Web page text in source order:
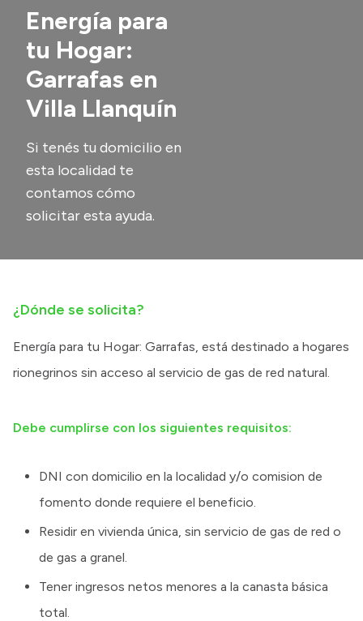
Transparencia
Presupuesto
Boletín Oficial
Compras y licitaciones
Consulta de expedientes
Consulta de pago a proveedores
Convocatorias
Intranet
Energía para
tu Hogar:
Garrafas en
Villa Llanquín
Si tenés tu domicilio en
esta localidad te
contamos cómo
solicitar esta ayuda.
¿Dónde se solicita?
Energía para tu Hogar: Garrafas, está destinado a hogares
rionegrinos sin acceso al servicio de gas de red natural.
Debe cumplirse con los siguientes requisitos:
DNI con domicilio en la localidad y/o comision de
fomento donde requiere el beneficio.
Residir en vivienda única, sin servicio de gas de red o
de gas a granel.
Tener ingresos netos menores a la canasta básica
total.